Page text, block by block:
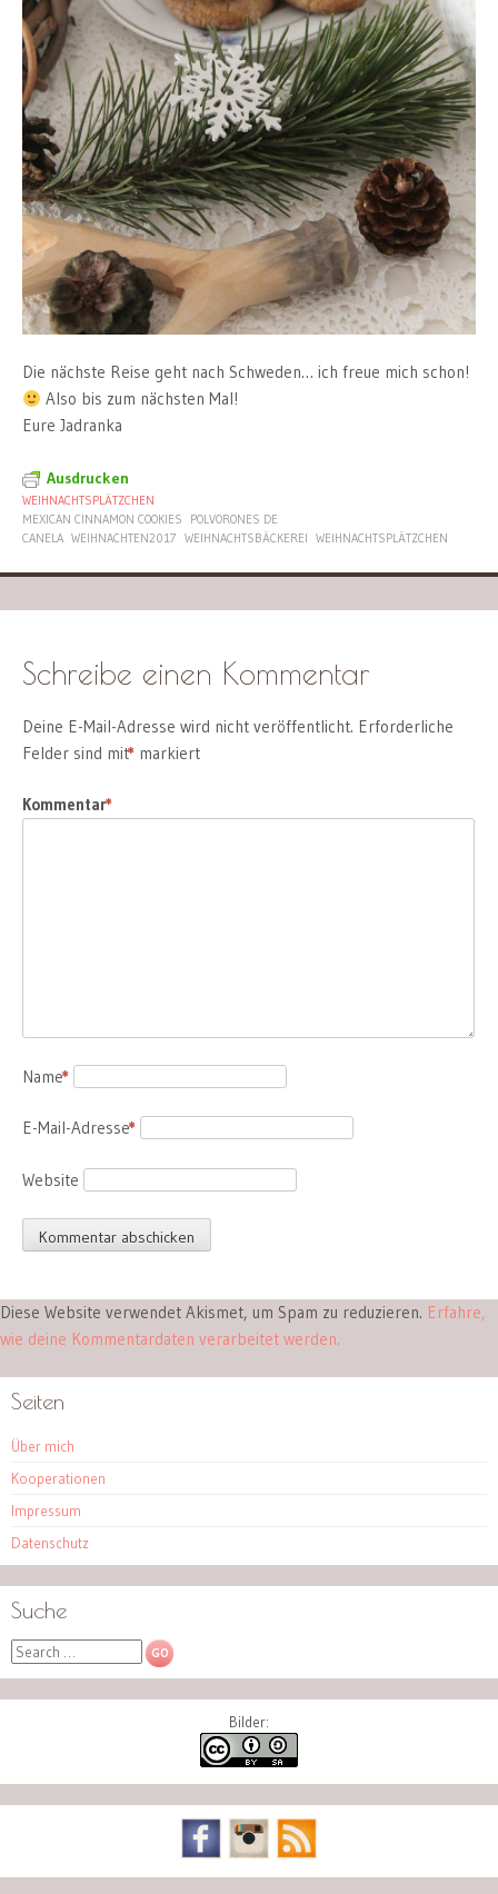
Die nächste Reise geht nach Schweden… ich freue mich schon!
Also bis zum nächsten Mal!
Eure Jadranka
Ausdrucken
WEIHNACHTSPLÄTZCHEN
MEXICAN CINNAMON COOKIES
POLVORONES DE
CANELA WEIHNACHTEN2017 WEIHNACHTSBÄCKEREI WEIHNACHTSPLÄTZCHEN
Schreibe einen Kommentar
Deine E-Mail-Adresse wird nicht veröffentlicht. Erforderliche
Felder sind mit
* markiert
Kommentar
*
Name
*
E-Mail-Adresse
*
Website
Diese Website verwendet Akismet, um Spam zu reduzieren. Erfahre,
wie deine Kommentardaten verarbeitet werden.
Seiten
Über mich
Kooperationen
Impressum
Datenschutz
Suche
Search
Bilder: